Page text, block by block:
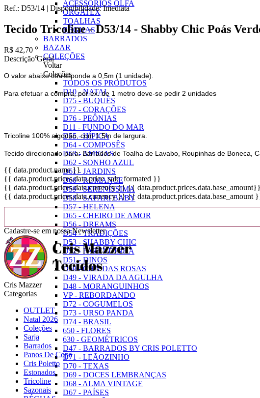
ACESSÓRIOS OLFA
ORGATEX
TOALHAS
RÉGUAS
BARRADOS
BAZAR
COLEÇÕES
Voltar
Coleções
TODOS OS PRODUTOS
D10 - NATAL
D75 - BUQUÊS
D77 - CORAÇÕES
D76 - PEÔNIAS
D11 - FUNDO DO MAR
D55 - HÍPICA
D64 - COMPOSÊS
D63 - AMIGAS
D62 - SONHO AZUL
D61 - JARDINS
D60 - ROMANCE
D59 - SERENÍSSIMA
D58 - SAFARI BABY
D57 - HELENA
D65 - CHEIRO DE AMOR
D56 - DREAMS
D54 - TRADIÇÕES
D53 - SHABBY CHIC
D52 - FAZENDINHA
D51 - DINOS
D50 - CHÁ DAS ROSAS
D49 - VIRADA DA AGULHA
D48 - MORANGUINHOS
VP - REBORDANDO
D72 - COGUMELOS
D73 - URSO PANDA
D74 - BRASIL
650 - FLORES
630 - GEOMÉTRICOS
D47 - BARRADOS BY CRIS POLETTO
D71 - LEÃOZINHO
D70 - TEXAS
D69 - DOCES LEMBRANÇAS
D68 - ALMA VINTAGE
D67 - PAÍSES
Ref.: D53/14 | Disponibilidade:Imediata
Tecido Tricoline - D53/14 - Shabby Chic Poás
R$ 42,70
Descrição Geral
O valor abaixo corresponde a 0,5m (1 unidade).
Para efetuar a compra, por ex. de 1 metro deve-se pedir 2 unidades
Tricoline 100% algodão, com 1.5m de largura.
Tecido direcionado para: Barrados de Toalha de Lavabo, Roupinhas de Boneca,
{{ data.product.name }}
{{ data.product.prices.data.price_sale_formated }}
{{ data.product.prices.data.currency }} {{ data.product.prices.data.base_amount}}
{{ data.product.prices.data.currency }} {{ data.product.prices.data.base_amount
Cadastre-se em nossa Newsletter
Cris Mazzer
Categorias
OUTLET
Natal 2026
Coleções
Sarja
Barrados
Panos De Copa
Cris Poletto
Estonados
Tricoline
Sazonais